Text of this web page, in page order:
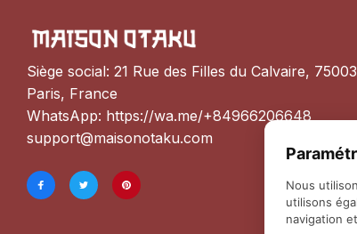
Siège social: 21 Rue des Filles du Calvaire, 75003
Paris, France
WhatsApp: https://wa.me/+84966206648
support@maisonotaku.com
Nous
utilisons
navigation